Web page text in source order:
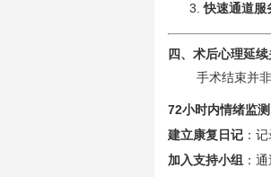
快速通道服
四、术后心理延
手术结束并
72小时内情绪监测
建立康复日记 ：
加入支持小组 ：